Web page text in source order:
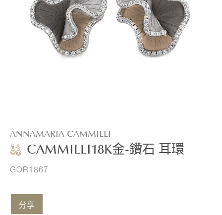
ANNAMARIA CAMMILLI
CAMMILLI18K金-鑽石 耳環
GOR1867
分享